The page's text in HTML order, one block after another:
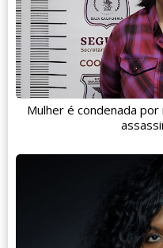
Mulher é condenada